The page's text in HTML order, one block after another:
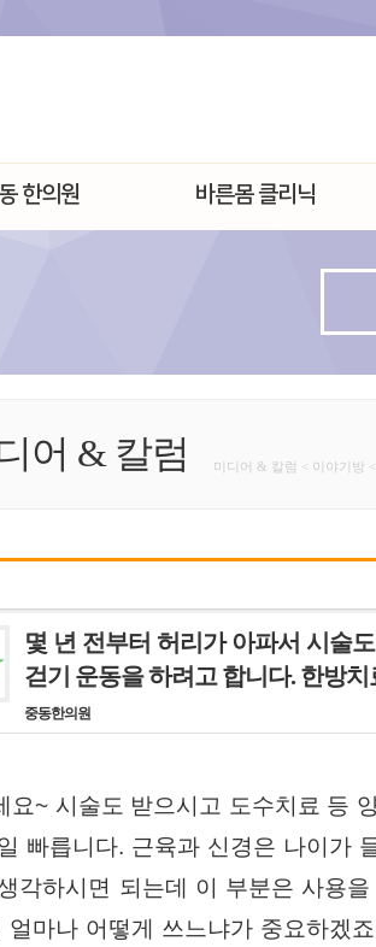
한의원 바른몸 클리닉
어 & 칼럼 미디어 & 칼럼 < 이야기방
몇 년 전부터 허리가 아파서 시술
걷기 운동을 하려고 합니다. 한방
중동한의원
요~ 시술도 받으시고 도수치료 등
빠릅니다. 근육과 신경은 나이가
각하시면 되는데 이 부분은 사용
얼마나 어떻게 쓰느냐가 중요하겠